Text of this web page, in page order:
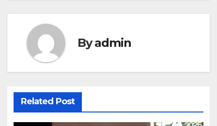
Byadmin
Related Post